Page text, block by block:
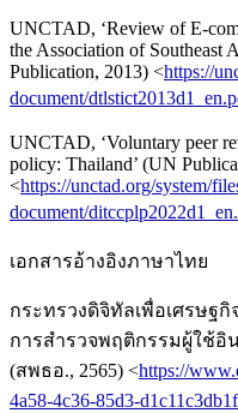
UNCTAD, ‘Review of E-
the Association of Southeast
Publication, 2013) <https://
document/
UNCTAD, ‘Voluntary peer
policy: Thailand’ (UN
<https://unctad.org/system/
document/
เอกสารอ้างอิงภาษาไทย
กระทรวงดิจิทัลเพื่อเศรษฐ
การสำรวจพฤติกรรมผู้ใช้อิน
(สพธอ., 2565) <https://
4a58-4c36-85d3-